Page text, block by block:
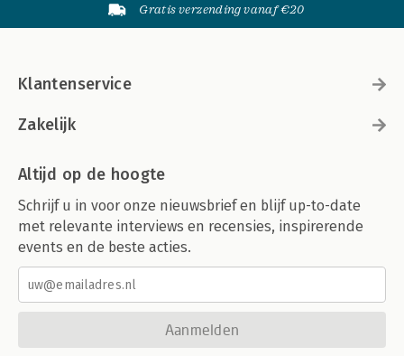
Gratis verzending vanaf €20
Klantenservice
Zakelijk
Altijd op de hoogte
Schrijf u in voor onze nieuwsbrief en blijf up-to-date
met relevante interviews en recensies, inspirerende
events en de beste acties.
Aanmelden